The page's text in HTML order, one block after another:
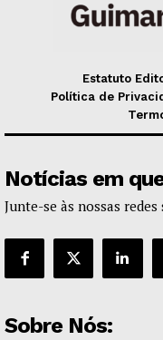
Estatuto
Política de
Notícias em
Junte-se às nossas redes
Sobre Nós: